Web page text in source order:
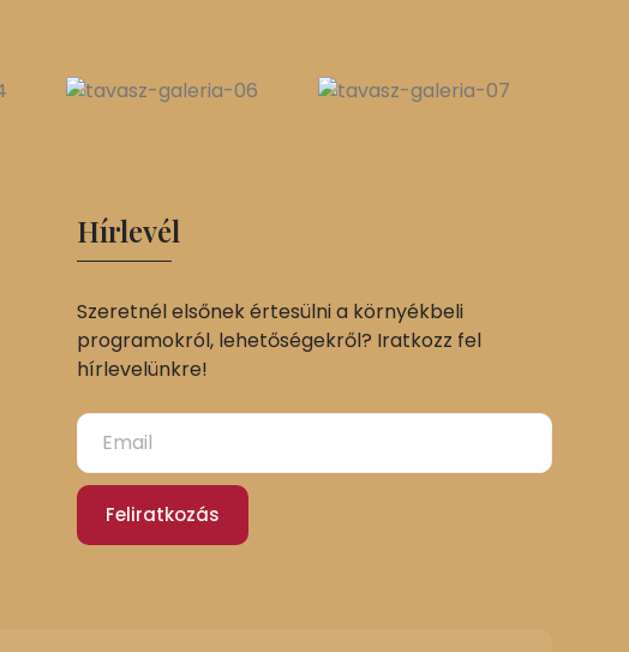
Hírlevél
Szeretnél elsőnek értesülni a környékbeli
programokról, lehetőségekről? Iratkozz fel
hírlevelünkre!
Feliratkozás